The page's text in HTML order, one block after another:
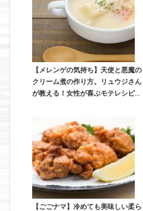
【メレンゲの気持ち】天使と悪魔の
クリーム煮の作り方。リュウジさん
が教える！女性が喜ぶモテレシピ
【ごごナマ】冷めても美味しい柔ら